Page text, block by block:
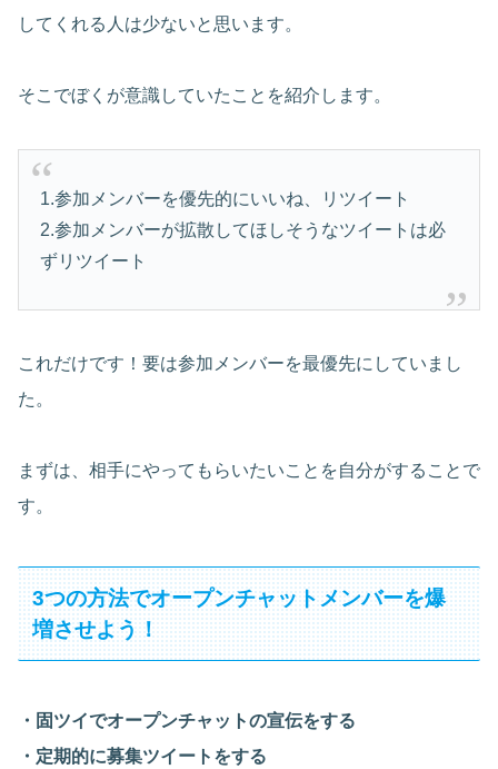
してくれる人は少ないと思います。
そこでぼくが意識していたことを紹介します。
1.参加メンバーを優先的にいいね、リツイート
2.参加メンバーが拡散してほしそうなツイートは必
ずリツイート
これだけです！要は参加メンバーを最優先にしていまし
た。
まずは、相手にやってもらいたいことを自分がすることで
す。
3つの方法でオープンチャットメンバーを爆
増させよう！
・固ツイでオープンチャットの宣伝をする
・定期的に募集ツイートをする